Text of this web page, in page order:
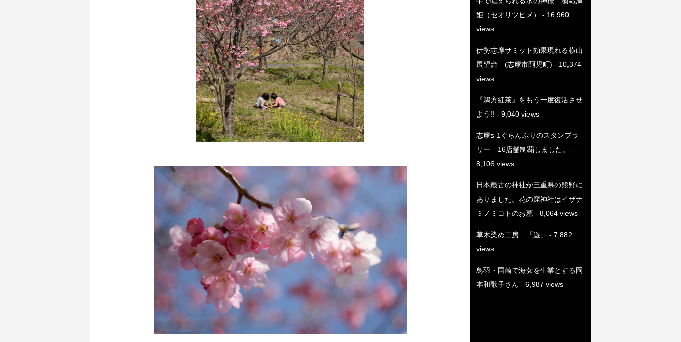
姫（セオリツヒメ）
- 16,960
views
伊勢志摩サミット効果現れる横山
展望台 (志摩市阿児町) - 10,374
views
『鵜方紅茶』をもう一度復活させ
よう!! - 9,040 views
志摩s-1ぐらんぷりのスタンプラ
リー 16店舗制覇しました。
-
8,106 views
日本最古の神社が三重県の熊野に
ありました。花の窟神社はイザナ
ミノミコトのお墓- 8,064 views
草木染め工房 「遊」
- 7,882
views
鳥羽・国崎で海女を生業とする岡
本和歌子さん - 6,987 views